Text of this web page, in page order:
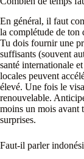
En général, il faut
la complétude de ton
Tu dois fournir une
suffisants (souvent
santé internationale
locales peuvent
élevé. Une fois le
renouvelable.
moins un mois avant
surprises.
Faut-il parler